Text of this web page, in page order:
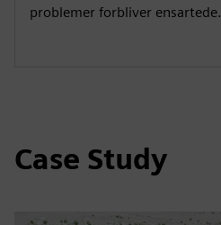
problemer forbliver ensartede.
Case Study